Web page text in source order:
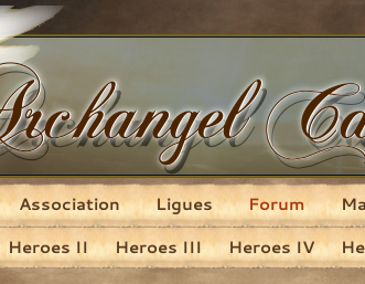
Heroes II Heroes III Heroes IV
Association Ligues Forum